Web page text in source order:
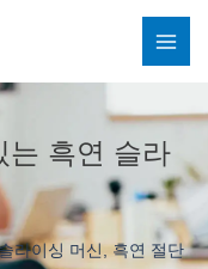
는 흑연 슬라
라이싱 머신,흑연 절단